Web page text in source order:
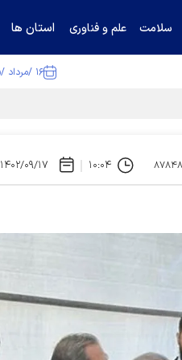
سلامت علم و فناوری استان ها
۱۶ /مرداد /۱۴۰۵
۱۰:۰۴ ۱۴۰۲/۰۹/۱۷